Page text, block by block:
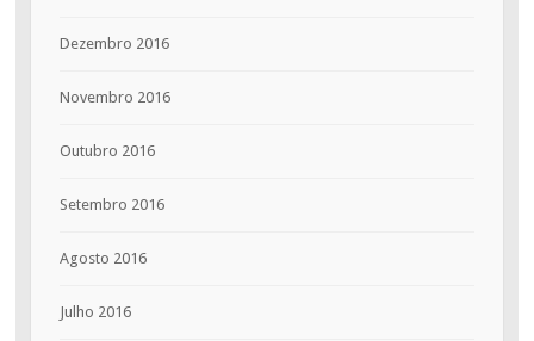
Dezembro 2016
Novembro 2016
Outubro 2016
Setembro 2016
Agosto 2016
Julho 2016